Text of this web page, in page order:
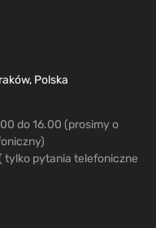
Polska
do 16.00 (prosimy o
tylko pytania telefoniczne